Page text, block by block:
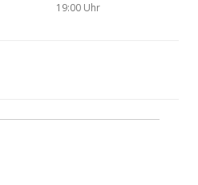
19:00 Uhr